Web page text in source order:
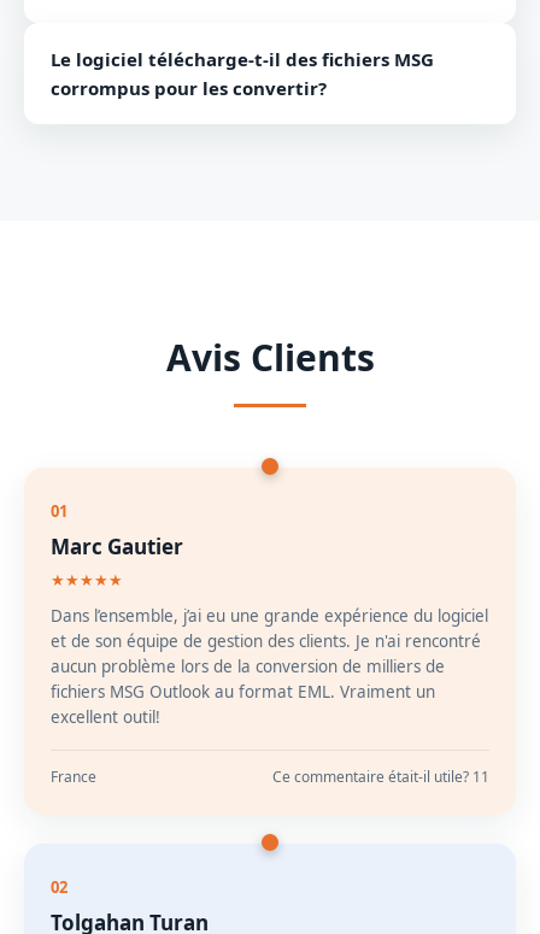
Outlook pour effectuer la conversion.
Le logiciel télécharge-t-il des fichiers MSG
corrompus pour les convertir?
Avis Clients
01
Marc Gautier
★★★★★
Dans l’ensemble, j’ai eu une grande expérience du logiciel
et de son équipe de gestion des clients. Je n'ai rencontré
aucun problème lors de la conversion de milliers de
fichiers MSG Outlook au format EML. Vraiment un
excellent outil!
France Ce commentaire était-il utile? 11
02
Tolgahan Turan